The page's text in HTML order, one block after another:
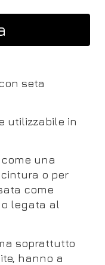
seta
utilizzabile in
una
o per
come
legata al
soprattutto
hanno a